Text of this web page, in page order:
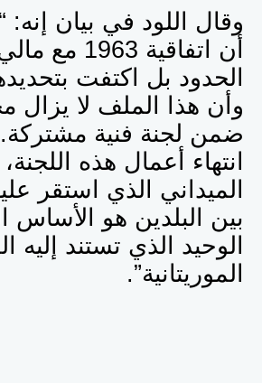
وقال اللود في بيان إنه:
أن اتفاقية
الحدود بل اكتفت
وأن هذا الملف لا
ضمن لجنة فنية مشتركة.
انتهاء أعمال هذه
الميداني الذي استقر
بين البلدين هو الأساس
الوحيد الذي تستند إليه
الموريتانية”.